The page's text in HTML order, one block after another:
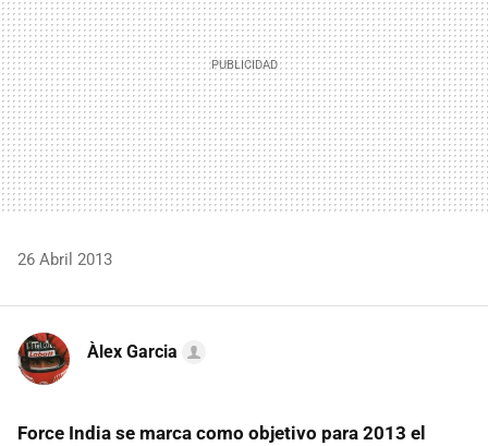
26 Abril 2013
Àlex Garcia
Force India se marca como objetivo para 2013 el